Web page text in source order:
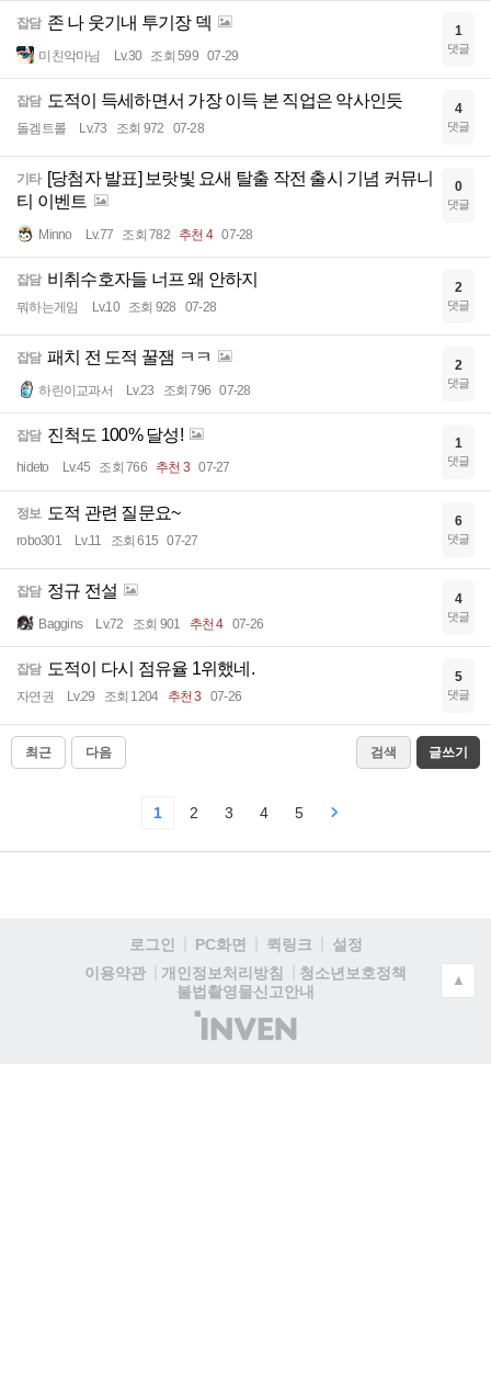
잡담 존 나 웃기내 투기장 덱
미친악마님 Lv.30 조회 599 07-29
1
댓글
잡담 도적이 득세하면서 가장 이득 본 직업은 악사인듯
돌겜트롤 Lv.73 조회 972 07-28
4
댓글
기타 [당첨자 발표] 보랏빛 요새 탈출 작전 출시 기념 커뮤니
티 이벤트
Minno Lv.77 조회 782 추천 4 07-28
0
댓글
잡담 비취수호자들 너프 왜 안하지
뭐하는게임 Lv.10 조회 928 07-28
2
댓글
잡담 패치 전 도적 꿀잼 ㅋㅋ
하린이교과서 Lv.23 조회 796 07-28
2
댓글
잡담 진척도 100% 달성!
hideto Lv.45 조회 766 추천 3 07-27
1
댓글
정보 도적 관련 질문요~
robo301 Lv.11 조회 615 07-27
6
댓글
잡담 정규 전설
Baggins Lv.72 조회 901 추천 4 07-26
4
댓글
잡담 도적이 다시 점유율 1위했네.
자연권 Lv.29 조회 1204 추천 3 07-26
5
댓글
최근 다음 검색 글쓰기
1 2 3 4 5
로그인 PC화면 퀵링크
설정
이용약관
개인정보처리방침
청소년보호정책
불법촬영물신고안내
(주)
인
▲